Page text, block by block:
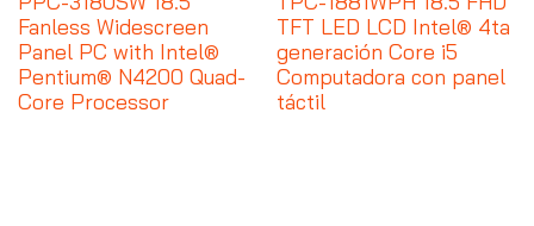
Fanless Widescreen
Panel PC with Intel®
Pentium® N4200 Quad-
Core Processor
TFT LED LCD Intel® 4ta
generación Core i5
Computadora con panel
táctil